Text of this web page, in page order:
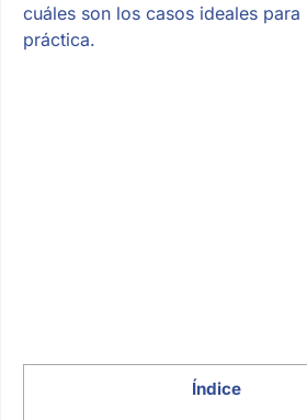
cuáles son los casos ideales para
práctica.
Índice